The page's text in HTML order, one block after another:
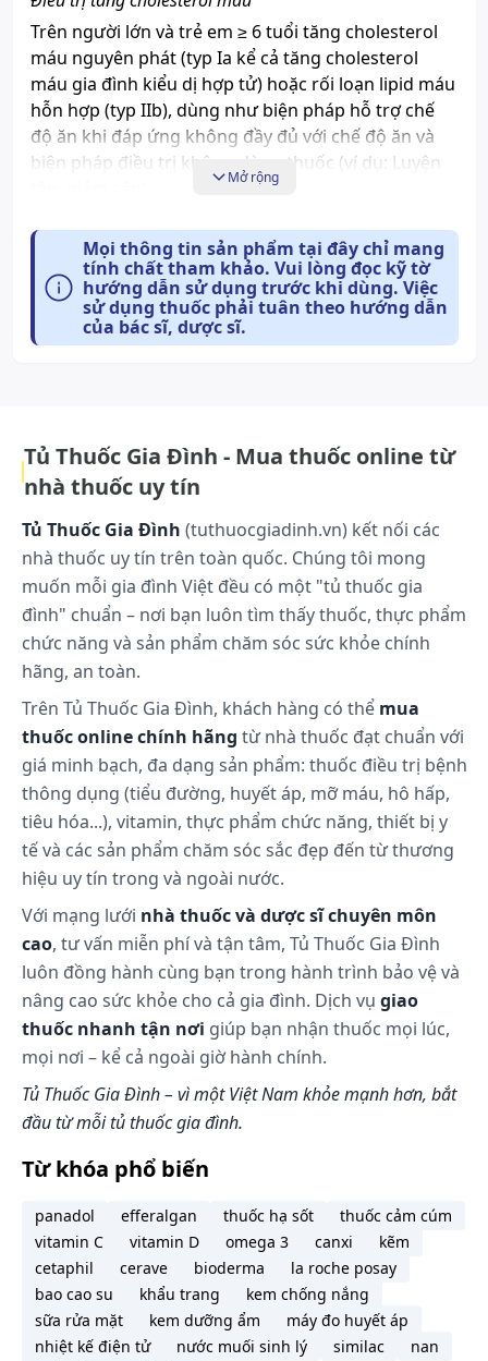
Trên người lớn và trẻ em ≥ 6 tuổi tăng cholesterol
máu nguyên phát (typ Ia kể cả tăng cholesterol
máu gia đình kiểu dị hợp tử) hoặc rối loạn lipid máu
hỗn hợp (typ IIb), dùng như biện pháp hỗ trợ chế
độ ăn khi đáp ứng không đầy đủ với chế độ ăn và
biện pháp điều trị không dùng thuốc (ví dụ: Luyện
gia đình kiểu đồng hợp tử, dùng như biện pháp hỗ
trợ chế độ ăn và các liệu pháp điều trị hạ lipid khác
(ví dụ: LDL apheresis) hoặc dùng đơn độc nếu các
liệu pháp điều trị trên không thích hợp.
dùng như biện pháp hỗ trợ để điều chỉnh các yếu tố
nguy cơ khác.
Dược lực học
Chưa có dữ liệu.
Dược động học
Chưa có dữ liệu.
Cách dùng và liều dùng:
Cách dùng
Thuốc dạng viên dùng đường uống. Uống trọn viên
thuốc với một ly nước.
Liều dùng
Liều dùng cụ thể tùy thuộc vào thể trạng và mức độ
diễn tiến của bệnh. Để có liều dùng phù hợp, bạn
cần tham khảo ý kiến bác sĩ hoặc chuyên viên y tế.
Làm gì khi dùng quá liều?
Trong trường hợp khẩn cấp, hãy gọi ngay cho
Trung tâm cấp cứu 115 hoặc đến trạm Y tế địa
phương gần nhất.
Làm gì khi quên 1 liều?
Bổ sung liều ngay khi nhớ ra. Tuy nhiên, nếu thời
gian giãn cách với liều tiếp theo quá ngắn thì bỏ
qua liều đã quên và tiếp tục lịch dùng thuốc. Không
dùng liều gấp đôi để bù cho liều đã bị bỏ lỡ.
Tác dụng phụ có thể gặp:
Mở rộng
Mọi thông tin sản phẩm tại đây chỉ mang
tính chất tham khảo. Vui lòng đọc kỹ tờ
hướng dẫn sử dụng trước khi dùng. Việc
sử dụng thuốc phải tuân theo hướng dẫn
của bác sĩ, dược sĩ.
Tủ Thuốc Gia Đình - Mua thuốc online từ
nhà thuốc uy tín
Tủ Thuốc Gia Đình (tuthuocgiadinh.vn) kết nối các
nhà thuốc uy tín trên toàn quốc. Chúng tôi mong
muốn mỗi gia đình Việt đều có một "tủ thuốc gia
đình" chuẩn – nơi bạn luôn tìm thấy thuốc, thực phẩm
chức năng và sản phẩm chăm sóc sức khỏe chính
hãng, an toàn.
Trên Tủ Thuốc Gia Đình, khách hàng có thể mua
thuốc online chính hãng từ nhà thuốc đạt chuẩn với
giá minh bạch, đa dạng sản phẩm: thuốc điều trị bệnh
thông dụng (tiểu đường, huyết áp, mỡ máu, hô hấp,
tiêu hóa...), vitamin, thực phẩm chức năng, thiết bị y
tế và các sản phẩm chăm sóc sắc đẹp đến từ thương
hiệu uy tín trong và ngoài nước.
Với mạng lưới nhà thuốc và dược sĩ chuyên môn
cao, tư vấn miễn phí và tận tâm, Tủ Thuốc Gia Đình
luôn đồng hành cùng bạn trong hành trình bảo vệ và
nâng cao sức khỏe cho cả gia đình. Dịch vụ giao
thuốc nhanh tận nơi giúp bạn nhận thuốc mọi lúc,
mọi nơi – kể cả ngoài giờ hành chính.
Tủ Thuốc Gia Đình – vì một Việt Nam khỏe mạnh hơn, bắt
đầu từ mỗi tủ thuốc gia đình.
Từ khóa phổ biến
panadol efferalgan thuốc hạ sốt
thuốc cảm cúm
vitamin C
vitamin D omega 3 canxi
kẽm
cetaphil
cerave bioderma
la roche posay
bao cao su
khẩu trang
kem chống nắng
sữa rửa mặt
kem dưỡng ẩm
máy đo huyết áp
nhiệt kế điện tử
nước muối sinh lý similac
nan